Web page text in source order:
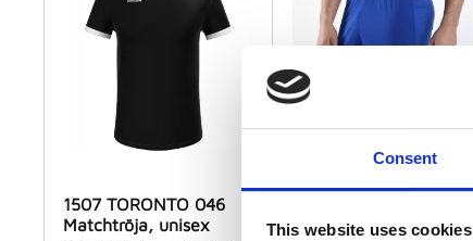
Consent
This website uses cookies
1507 TORONTO 046
Matchtröja, unisex
Träningsshorts